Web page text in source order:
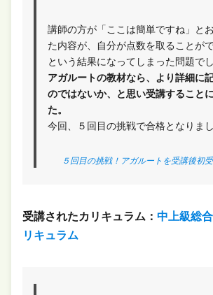
講師の方が「ここは簡単ですね」と
た内容が、自分が点数を取ることが
という結果になってしまった問題でし
アガルートの教材なら、より詳細に
のではないか、と思い受講すること
た。
今回、５回目の挑戦で合格となりまし
５回目の挑戦！アガルートを受講後初
受講されたカリキュラム： 中上級総
リキュラム